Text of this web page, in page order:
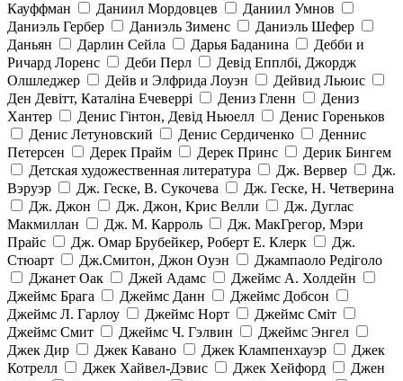
Кауффман
Даниил Мордовцев
Даниил Умнов
Даниэль Гербер
Даниэль Зименс
Даниэль Шефер
Даньян
Дарлин Сейла Дарья Баданина
Дебби и
Ричард Лоренс
Деби Перл
Девід Епплбі, Джордж
Олшледжер
Дейв и Элфрида Лоуэн
Дейвид Льюис
Ден Девітт, Каталіна Ечеверрі
Дениз Гленн
Дениз
Хантер
Денис Гінтон, Девід Ньюелл
Денис Гореньков
Денис Летуновский
Денис Сердиченко
Деннис
Петерсен
Дерек Прайм Дерек Принс
Дерик Бингем
Детская художественная литература
Дж. Вервер
Дж.
Вэруэр
Дж. Геске, В. Сукочева
Дж. Геске, Н. Четверина
Дж. Джон
Дж. Джон, Крис Велли
Дж. Дуглас
Макмиллан
Дж. М. Карроль
Дж. МакГрегор, Мэри
Прайс
Дж. Омар Брубейкер, Роберт Е. Клерк
Дж.
Стюарт
Дж.Смитон, Джон Оуэн
Джампаоло Редіголо
Джанет Оак
Джей Адамс
Джеймс А. Холдейн
Джеймс Брага
Джеймс Данн
Джеймс Добсон
Джеймс Л. Гарлоу
Джеймс Норт
Джеймс Сміт
Джеймс Смит
Джеймс Ч. Гэлвин
Джеймс Энгел
Джек Дир
Джек Кавано Джек Клампенхауэр
Джек
Котрелл
Джек Хайвел-Дэвис Джек Хейфорд
Джен